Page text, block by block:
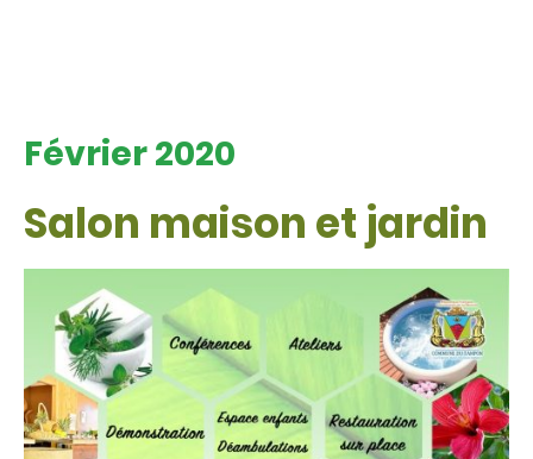
Février 2020
Salon maison et jardin